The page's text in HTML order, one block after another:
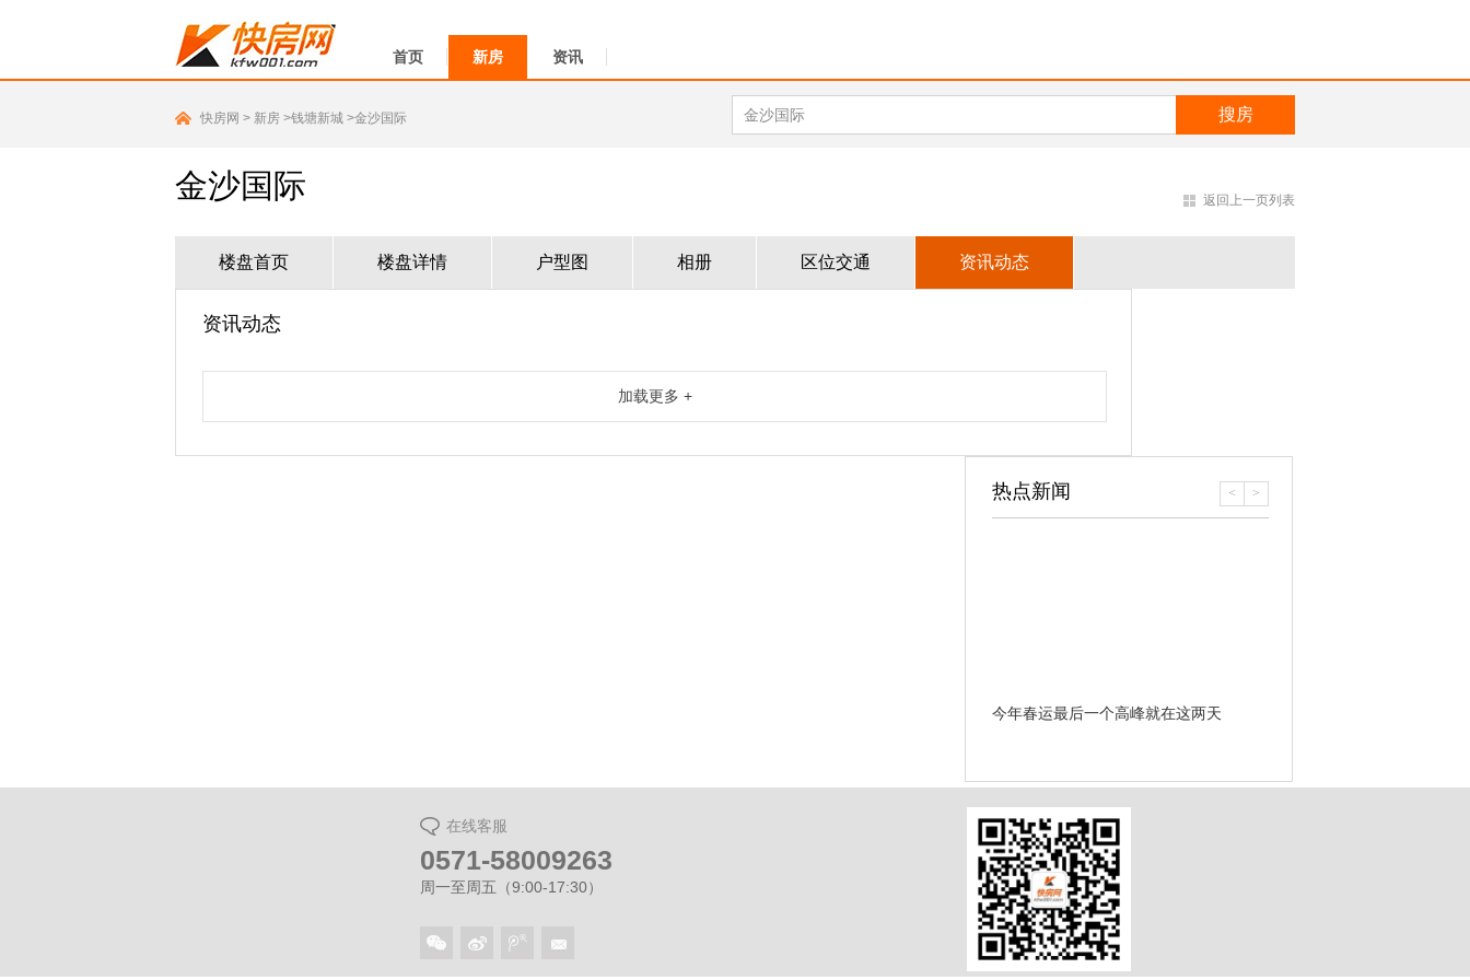
首页 新房 资讯
快房网 > 新房 >钱塘新城 >金沙国际
金沙国际 返回上一页列表
楼盘首页 楼盘详情 户型图 相册 区位交通 资讯动态
资讯动态
加载更多 +
热点新闻
今年春运最后一个高峰就在这两天
< >
在线客服
0571-58009263
周一至周五（9:00-17:30）